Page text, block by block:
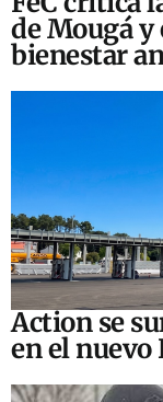
de Mougá y
bienestar
Action se
en el nuevo